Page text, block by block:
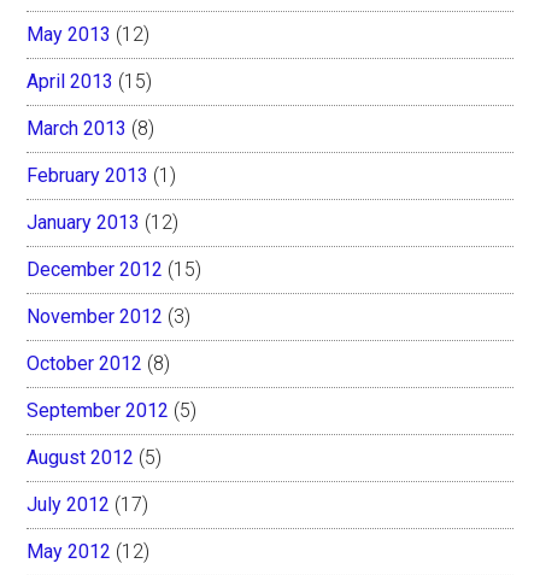
May 2013 (12)
April 2013 (15)
March 2013 (8)
February 2013 (1)
January 2013 (12)
December 2012 (15)
November 2012 (3)
October 2012 (8)
September 2012 (5)
August 2012 (5)
July 2012 (17)
May 2012 (12)